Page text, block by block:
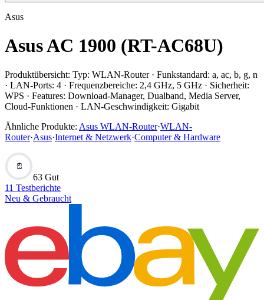
Asus
Asus AC 1900 (RT-AC68U)
Produktübersicht: Typ: WLAN-Router · Funkstandard: a, ac, b, g, n
· LAN-Ports: 4 · Frequenzbereiche: 2,4 GHz, 5 GHz · Sicherheit:
WPS · Features: Download-Manager, Dualband, Media Server,
Cloud-Funktionen · LAN-Geschwindigkeit: Gigabit
Ähnliche Produkte: Asus WLAN-Router·WLAN-
Router·Asus·Internet & Netzwerk·Computer & Hardware
63
63 Gut
11 Testberichte
Neu & Gebraucht